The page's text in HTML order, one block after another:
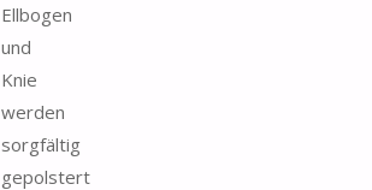
Ellbogen
und
Knie
werden
sorgfältig
gepolstert